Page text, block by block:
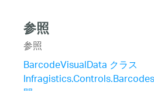
参照
参照
BarcodeVisualData クラス
間